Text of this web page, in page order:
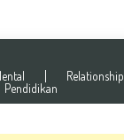
Relationship
Pendidikan